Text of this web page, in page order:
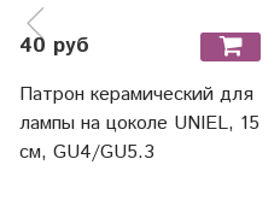
40 руб
Патрон керамический для
лампы на цоколе UNIEL, 15
cм, GU4/GU5.3